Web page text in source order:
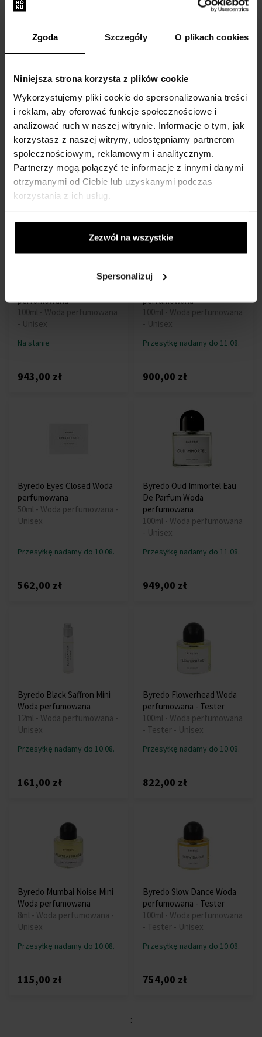
Zgoda Szczegóły O plikach cookies
Niniejsza strona korzysta z plików cookie
Wykorzystujemy pliki cookie do spersonalizowania treści
i reklam, aby oferować funkcje społecznościowe i
analizować ruch w naszej witrynie. Informacje o tym, jak
korzystasz z naszej witryny, udostępniamy partnerom
społecznościowym, reklamowym i analitycznym.
Partnerzy mogą połączyć te informacje z innymi danymi
otrzymanymi od Ciebie lub uzyskanymi podczas
korzystania z ich usług.
Zezwól na wszystkie
Spersonalizuj
Byredo Blanche Eau de
Parfum Woda perfumowana
100ml - Woda perfumowana
- Damskie
Na stanie
928,00 zł
Byredo Bal d'Afrique Woda
perfumowana
50ml - Woda perfumowana -
Unisex
Na stanie
690,00 zł
perfumowana
100ml - Woda perfumowana
- Unisex
Na stanie
943,00 zł
perfumowana
100ml - Woda perfumowana
- Unisex
Przesyłkę nadamy do 11.08.
900,00 zł
Byredo Eyes Closed Woda
perfumowana
50ml - Woda perfumowana -
Unisex
Przesyłkę nadamy do 10.08.
562,00 zł
Byredo Oud Immortel Eau
De Parfum Woda
perfumowana
100ml - Woda perfumowana
- Unisex
Przesyłkę nadamy do 11.08.
949,00 zł
Byredo Black Saffron Mini
Woda perfumowana
12ml - Woda perfumowana -
Unisex
Przesyłkę nadamy do 10.08.
161,00 zł
Byredo Flowerhead Woda
perfumowana - Tester
100ml - Woda perfumowana
- Tester - Unisex
Przesyłkę nadamy do 10.08.
822,00 zł
Byredo Mumbai Noise Mini
Woda perfumowana
8ml - Woda perfumowana -
Unisex
Przesyłkę nadamy do 10.08.
115,00 zł
Byredo Slow Dance Woda
perfumowana - Tester
100ml - Woda perfumowana
- Tester - Unisex
Przesyłkę nadamy do 10.08.
754,00 zł
: